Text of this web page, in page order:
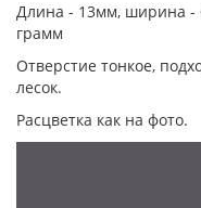
Длина - 13мм, ширина -
грамм
Отверстие тонкое,
лесок.
Расцветка как на фото.